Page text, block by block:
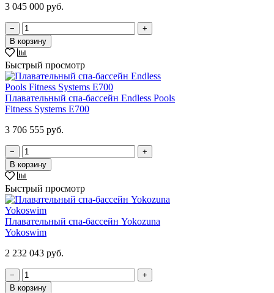
3 045 000 руб.
−
+
В корзину
Быстрый просмотр
Плавательный спа-бассейн Endless Pools
Fitness Systems E700
3 706 555 руб.
−
+
В корзину
Быстрый просмотр
Плавательный спа-бассейн Yokozuna
Yokoswim
2 232 043 руб.
−
+
В корзину